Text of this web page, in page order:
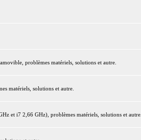
problèmes matériels, solutions et autre.
matériels, solutions et autre.
et i7 2,66 GHz), problèmes matériels, solutions et autre.